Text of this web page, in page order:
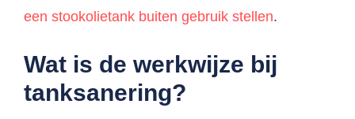
een stookolietank buiten gebruik stellen.
Wat is de werkwijze bij
tanksanering?